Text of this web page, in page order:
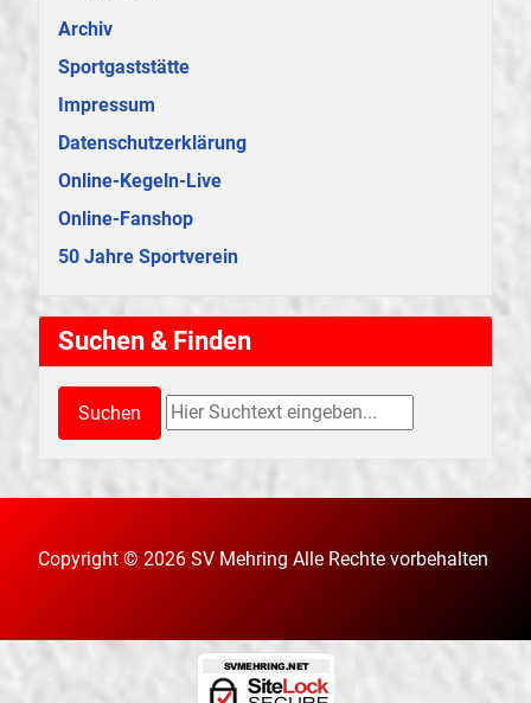
Archiv
Sportgaststätte
Impressum
Datenschutzerklärung
Online-Kegeln-Live
Online-Fanshop
50 Jahre Sportverein
Suchen & Finden
Suchen
Suchen & Finden
Copyright © 2026 SV Mehring Alle Rechte vorbehalten